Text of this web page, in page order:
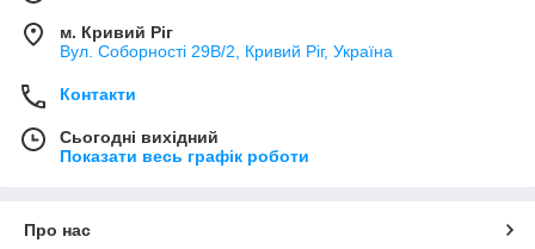
м. Кривий Ріг
Вул. Соборності 29В/2, Кривий Ріг, Україна
Контакти
Сьогодні вихідний
Показати весь графік роботи
Про нас